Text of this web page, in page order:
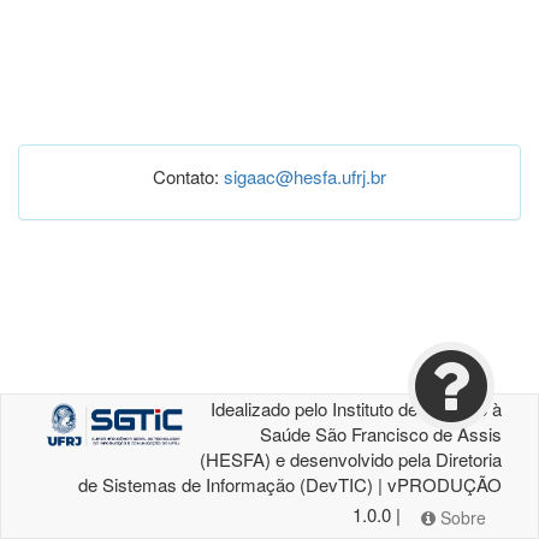
Contato: sigaac@hesfa.ufrj.br
Idealizado pelo Instituto de Atenção à
Saúde São Francisco de Assis
(HESFA) e desenvolvido pela Diretoria
de Sistemas de Informação (DevTIC) | vPRODUÇÃO
1.0.0 |
Sobre